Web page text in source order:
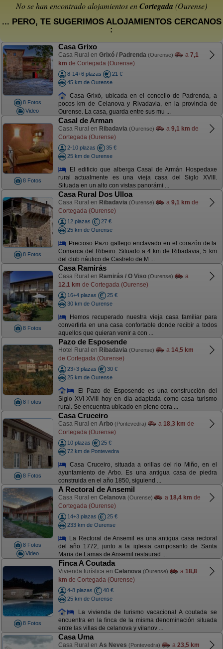
No se han encontrado alojamientos enCortegada (Ourense)
... PERO, TE SUGERIMOS ALOJAMIENTOS CERCANOS
:
8 Fotos
Video
Casa Grixo
Casa Rural en Grixó / Padrenda (Ourense) a 7,1
km de Cortegada (Ourense)
8-14+6 plazas
21 €
45 km de Ourense
Casa Grixó, ubicada en el concello de Padrenda, a
pocos km de Celanova y Rivadavia, en la provincia de
Ourense. La casa, guarda entre sus mu ...
8 Fotos
Casal de Arman
Casa Rural en Ribadavia (Ourense) a 9,1 km de
Cortegada (Ourense)
2-10 plazas
35 €
25 km de Ourense
El edificio que alberga Casal de Armán Hospedaxe
rural actualmente es una vieja casa del Siglo XVIII.
Situada en un alto con vistas panorámi ...
8 Fotos
Casa Rural Dos Ulloa
Casa Rural en Ribadavia (Ourense) a 9,1 km de
Cortegada (Ourense)
12 plazas
27 €
25 km de Ourense
Precioso Pazo gallego enclavado en el corazón de la
Comarca del Ribeiro. Situado a 4 km de Ribadavia, 5 km
del club náutico de Castrelo de M ...
8 Fotos
Casa Ramirás
Casa Rural en Ramirás / O Viso (Ourense)
a
12,1 km de Cortegada (Ourense)
16+4 plazas
25 €
30 km de Ourense
Hemos recuperado nuestra vieja casa familiar para
convertirla en una casa confortable donde recibir a todos
aquellos que quieran venir a con ...
8 Fotos
Pazo de Esposende
Hotel Rural en Ribadavia (Ourense) a 14,5 km
de Cortegada (Ourense)
23+3 plazas
30 €
25 km de Ourense
El Pazo de Esposende es una construcción del
Siglo XVI-XVIII hoy en dia adaptada como casa turismo
rural. Se encuentra ubicado en pleno cora ...
8 Fotos
Casa Cruceiro
Casa Rural en Arbo (Pontevedra) a 18,3 km de
Cortegada (Ourense)
10 plazas
25 €
72 km de Pontevedra
Casa Cruceiro, situada a orillas del rio Miño, en el
ayuntamiento de Arbo. Es una antigua casa de piedra
construida en el año 1850, siguiend ...
8 Fotos
Video
A Rectoral de Ansemil
Casa Rural en Celanova (Ourense) a 18,4 km de
Cortegada (Ourense)
14+3 plazas
25 €
233 km de Ourense
La Rectoral de Ansemil es una antigua casa rectoral
del año 1772, junto a la iglesia camposanto de Santa
Maria de Lamas de Ansemil restaurad ...
8 Fotos
Finca A Coutada
Vivienda turística en Celanova (Ourense) a 18,8
km de Cortegada (Ourense)
4-8 plazas
40 €
25 km de Ourense
La vivienda de turismo vacacional A coutada se
encuentra en la finca de la misma denominación situada
entre las villas de celanova y vilanov ...
Casa Uma
Casa Rural en As Neves (Pontevedra) a 23,5 km